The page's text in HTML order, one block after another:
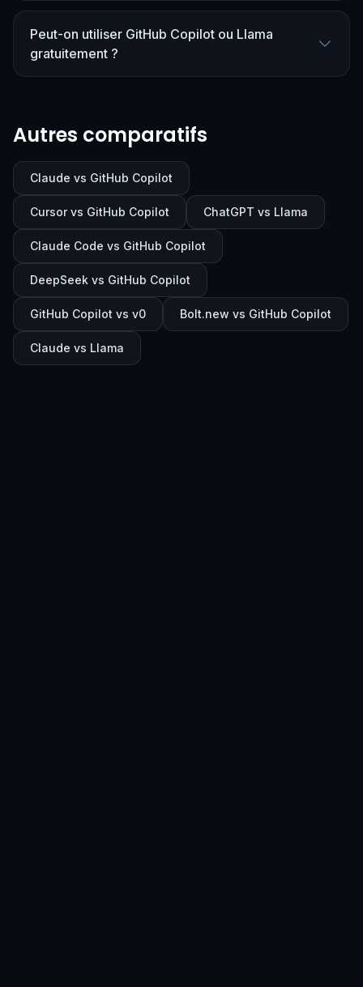
Peut-on utiliser GitHub Copilot ou Llama
gratuitement ?
Autres comparatifs
Claude vs GitHub Copilot
Cursor vs GitHub Copilot ChatGPT vs Llama
Claude Code vs GitHub Copilot
DeepSeek vs GitHub Copilot
GitHub Copilot vs v0 Bolt.new vs GitHub Copilot
Claude vs Llama